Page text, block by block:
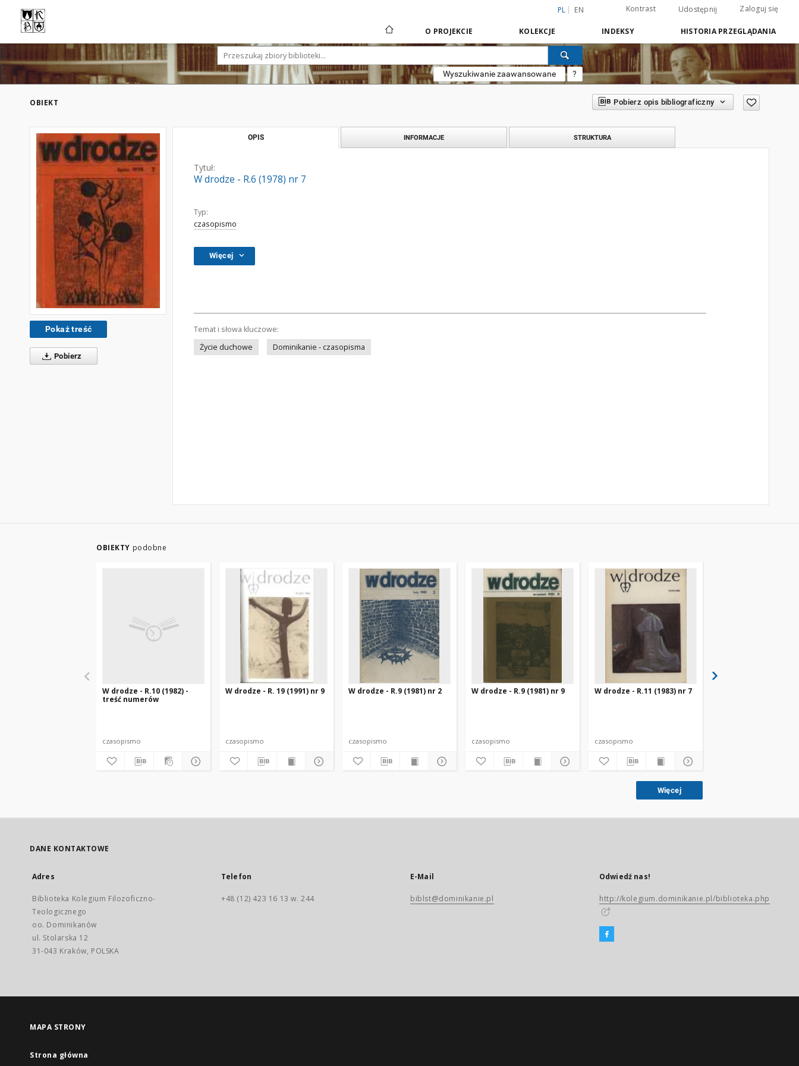
PL EN Kontrast Udostępnij Zaloguj się
O PROJEKCIE KOLEKCJE INDEKSY HISTORIA PRZEGLĄDANIA
Wyszukiwanie zaawansowane ?
OBIEKT Pobierz opis bibliograficzny
Pokaż treść
Pobierz
OPIS INFORMACJE STRUKTURA
Tytuł:
W drodze - R.6 (1978) nr 7
Typ:
czasopismo
Więcej
Temat i słowa kluczowe:
Życie duchowe
Dominikanie - czasopisma
OBIEKTY podobne
W drodze - R.10 (1982) -
treść numerów
czasopismo
W drodze - R. 19 (1991) nr 9
czasopismo
W drodze - R.9 (1981) nr 2
czasopismo
W drodze - R.9 (1981) nr 9
czasopismo
W drodze - R.11 (1983) nr 7
czasopismo
Więcej
DANE KONTAKTOWE
Adres
Biblioteka Kolegium Filozoficzno-
Teologicznego
oo. Dominikanów
ul. Stolarska 12
31-043 Kraków, POLSKA
Telefon
+48 (12) 423 16 13 w. 244
E-Mail
biblst@dominikanie.pl
Odwiedź nas!
http://kolegium.dominikanie.pl/biblioteka.php
MAPA STRONY
Strona główna